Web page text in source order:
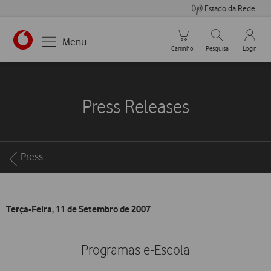
Estado da Rede
https://www.vodafone.pt
Menu
Carrinho de compras
Carrinho
Pesquisar
Pesquisa
My
Login
Press Releases
Breadcrumbs
Press
Terça-Feira, 11 de Setembro de 2007
Programas e-Escola